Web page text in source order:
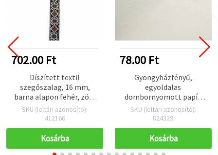
702.00 Ft
Díszített textil
szegőszalag, 16 mm,
barna alapon fehér, zöld
és piros – 5 m
SKU (leltári azonosító):
412166
Kosárba
78.00 Ft
Gyöngyházfényű,
egyoldalas
dombornyomott papír,
120 g/m², A4 (297×210
mm), elefántcsont – 1 db
SKU (leltári azonosító):
824329
Kosárba